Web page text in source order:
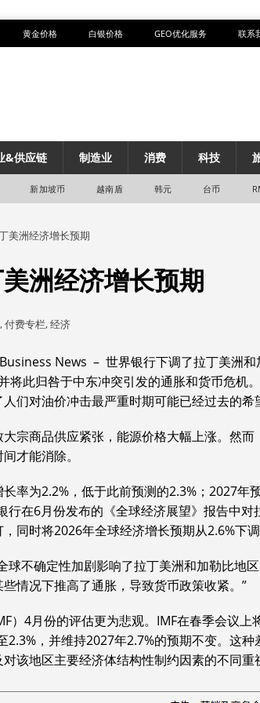
黄金价格 白银价格 GEO优化服务 联系
&供应链 制造业 消费 科技
新加坡币 越南盾 韩元 台币
美洲经济增长预期
洲经济增长预期
,付费专栏,经济
News – 世界银行下调了拉丁美洲和
将此归咎于中东冲突引发的通胀和货币危机
们对油价冲击最严重时期可能已经过去的希
宗商品供应紧张，能源价格大幅上涨。然而
才能消除。
率为2.2%，低于此前预测的2.3%；2027年
行在6月份发布的《全球经济展望》报告中对
同时将2026年全球经济增长预期从2.6%下调
不确定性加剧影响了拉丁美洲和加勒比地区
情况下推高了通胀，导致货币政策收紧。”
）4月份的评估更为悲观。IMF在春季会议上
，并维持2027年2.7%的预期不变。这种
该地区主要经济体结构性制约因素的不同重